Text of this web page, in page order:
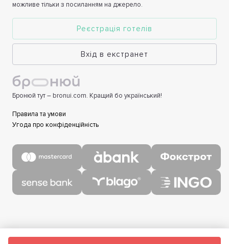
можливе тільки з посиланням на джерело.
Реєстрація готелів
Вхід в екстранет
Бронюй тут – bronui.com. Кращий бо український!
Правила та умови
Угода про конфіденційність